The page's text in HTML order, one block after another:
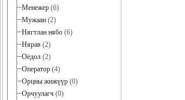
Менежер (6)
Мужаан (2)
Нягтлан нябо (6)
Нярав (2)
Оёдол (2)
Оператор (4)
Орцны жижүүр (0)
Орчуулагч (0)